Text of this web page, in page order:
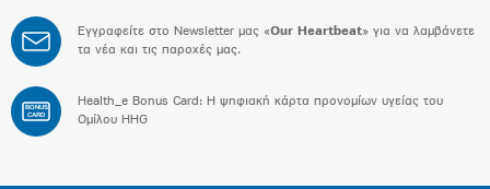
Εγγραφείτε στο Newsletter μας «Our Heartbeat» για να λαμβάνετε
τα νέα και τις παροχές μας.
BONUS
CARD
Health_e Bonus Card: H ψηφιακή κάρτα προνομίων υγείας του
Ομίλου HHG